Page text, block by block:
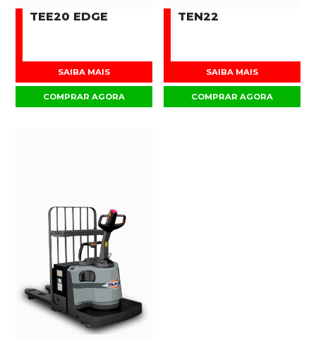
TEE20 EDGE
SAIBA MAIS
COMPRAR AGORA
TEN22
SAIBA MAIS
COMPRAR AGORA